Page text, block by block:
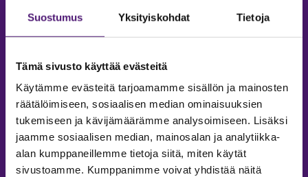
Suostumus Yksityiskohdat Tietoja
Tämä sivusto käyttää evästeitä
Käytämme evästeitä tarjoamamme sisällön ja mainosten
räätälöimiseen, sosiaalisen median ominaisuuksien
tukemiseen ja kävijämäärämme analysoimiseen. Lisäksi
jaamme sosiaalisen median, mainosalan ja analytiikka-
alan kumppaneillemme tietoja siitä, miten käytät
sivustoamme. Kumppanimme voivat yhdistää näitä